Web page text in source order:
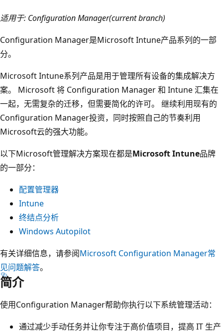
适用于: Configuration Manager(current branch)
Configuration Manager是Microsoft Intune产品系列的一部
分。
Microsoft Intune系列产品是用于管理所有设备的集成解决方
案。 Microsoft 将 Configuration Manager 和 Intune 汇集在
一起，无需复杂的迁移，但需要简化的许可。 继续利用现有的
Configuration Manager投资，同时按照自己的节奏利用
Microsoft云的强大功能。
以下Microsoft管理解决方案现在都是Microsoft Intune品牌
的一部分：
配置管理器
Intune
终结点分析
Windows Autopilot
有关详细信息，请参阅Microsoft Configuration Manager常
见问题解答。
简介
使用Configuration Manager帮助你执行以下系统管理活动：
通过减少手动任务并让你专注于高价值项目，提高 IT 生产